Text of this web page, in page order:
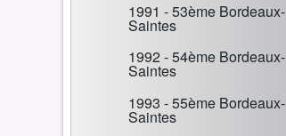
1991 - 53ème Bordeaux-
Saintes
1992 - 54ème Bordeaux-
Saintes
1993 - 55ème Bordeaux-
Saintes